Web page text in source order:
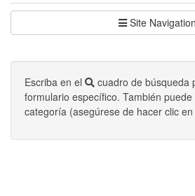
Site Navigation
Escriba en el
cuadro de búsqueda
formulario específico. También puede
categoría (asegúrese de hacer clic